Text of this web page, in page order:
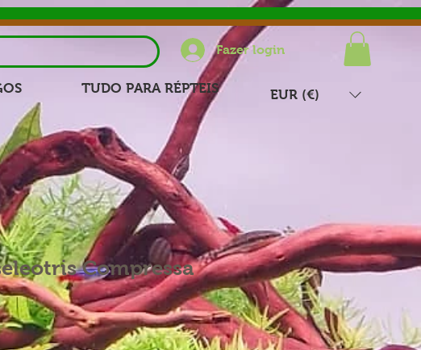
Fazer login
TUDO PARA RÉPTEIS EUR (€)
Compressa